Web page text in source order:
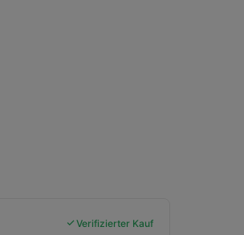
Verifizierter Kauf